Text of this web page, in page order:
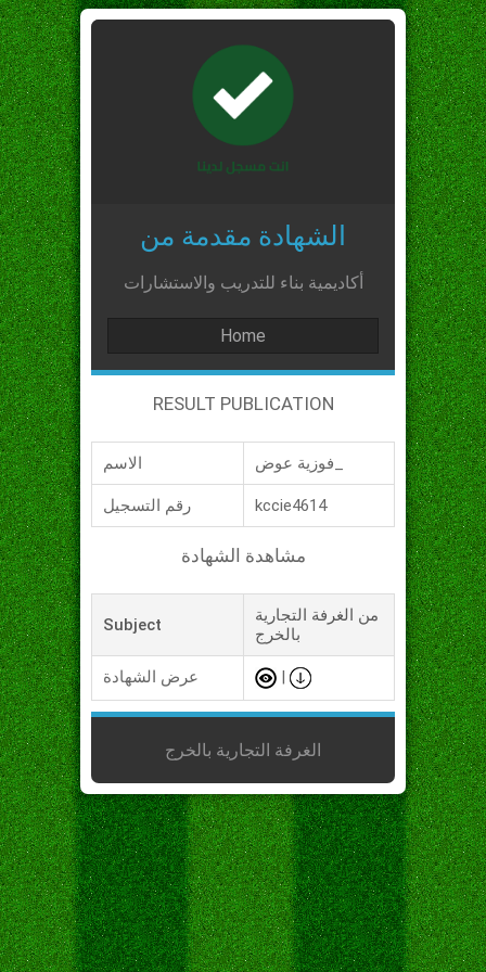
الشهادة مقدمة من
أكاديمية بناء للتدريب والاستشارات
Home
RESULT PUBLICATION
الاسم
رقم التسجيل kccie4614
مشاهدة الشهادة
Subject
من الغرفة التجارية
بالخرج
عرض الشهادة
الغرفة التجارية بالخرج